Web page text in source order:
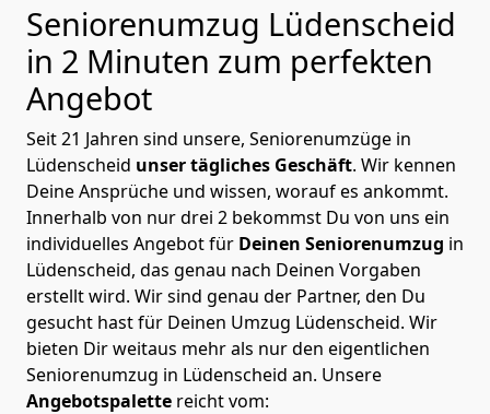
Seniorenumzug Lüdenscheid
in 2 Minuten zum perfekten
Angebot
Seit 21 Jahren sind unsere, Seniorenumzüge in
Lüdenscheid unser tägliches Geschäft. Wir kennen
Deine Ansprüche und wissen, worauf es ankommt.
Innerhalb von nur drei 2 bekommst Du von uns ein
individuelles Angebot für Deinen Seniorenumzug in
Lüdenscheid, das genau nach Deinen Vorgaben
erstellt wird. Wir sind genau der Partner, den Du
gesucht hast für Deinen Umzug Lüdenscheid. Wir
bieten Dir weitaus mehr als nur den eigentlichen
Seniorenumzug in Lüdenscheid an. Unsere
Angebotspalette reicht vom: